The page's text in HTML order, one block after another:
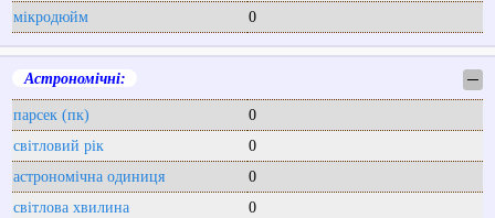
мікродюйм
0
Астрономічні: ─
парсек (пк)
0
світловий рік
0
астрономічна одиниця
0
світлова хвилина
0